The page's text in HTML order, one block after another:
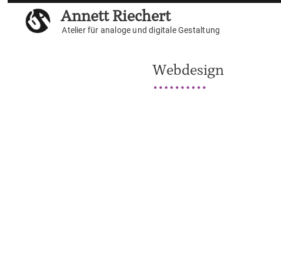
Weiter
zum
Inhalt
Annett Riechert
Atelier für analoge und digitale Gestaltung
Webdesign